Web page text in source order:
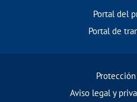
Portal del
Portal de
Aviso legal y